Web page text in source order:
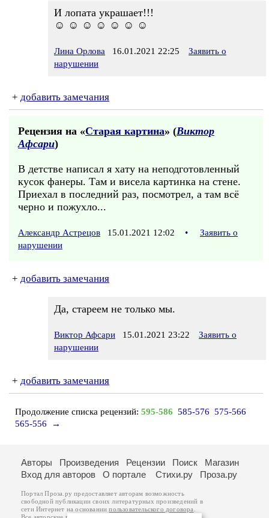
И лопата украшает!!!
☺ ☺ ☺ ☺ ☺ ☺ ☺
Лина Орлова 16.01.2021 22:25
Заявить о
нарушении
+ добавить замечания
Рецензия на «Старая картина» (Виктор
Афсари)
В детстве написал я хату на неподготовленный
кусок фанеры. Там и висела картинка на стене.
Приехал в последний раз, посмотрел, а там всё
черно и пожухло...
Александр Астрецов 15.01.2021 12:02 •
Заявить о
нарушении
+ добавить замечания
Да, стареем не только мы.
Виктор Афсари 15.01.2021 23:22
Заявить о
нарушении
+ добавить замечания
Продолжение списка рецензий: 595-586 585-576 575-566
565-556
→
Авторы Произведения Рецензии Поиск
Магазин
Вход для авторов
О портале Стихи.ру Проза.ру
Портал Проза.ру предоставляет авторам возможность
свободной публикации своих литературных произведений в
сети Интернет на основаниипользовательского договора